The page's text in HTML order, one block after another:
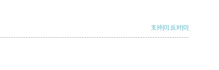
支持[0] 反对[0]